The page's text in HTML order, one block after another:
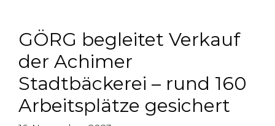
GÖRG begleitet Verkauf
der Achimer
Stadtbäckerei – rund 160
Arbeitsplätze gesichert